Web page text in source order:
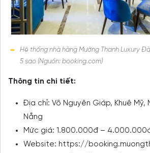
Hệ thống nhà hàng Mường Thanh Luxury
5 sao (Nguồn: booking.com)
Thông tin chi tiết:
Địa chỉ: Võ Nguyên Giáp, Khuê Mỹ,
Nẵng
Mức giá: 1.800.000đ –
Website: https://